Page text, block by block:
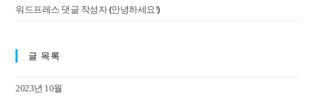
워드프레스 댓글 작성자(안녕하세요!)
글 목록
2023년 10월